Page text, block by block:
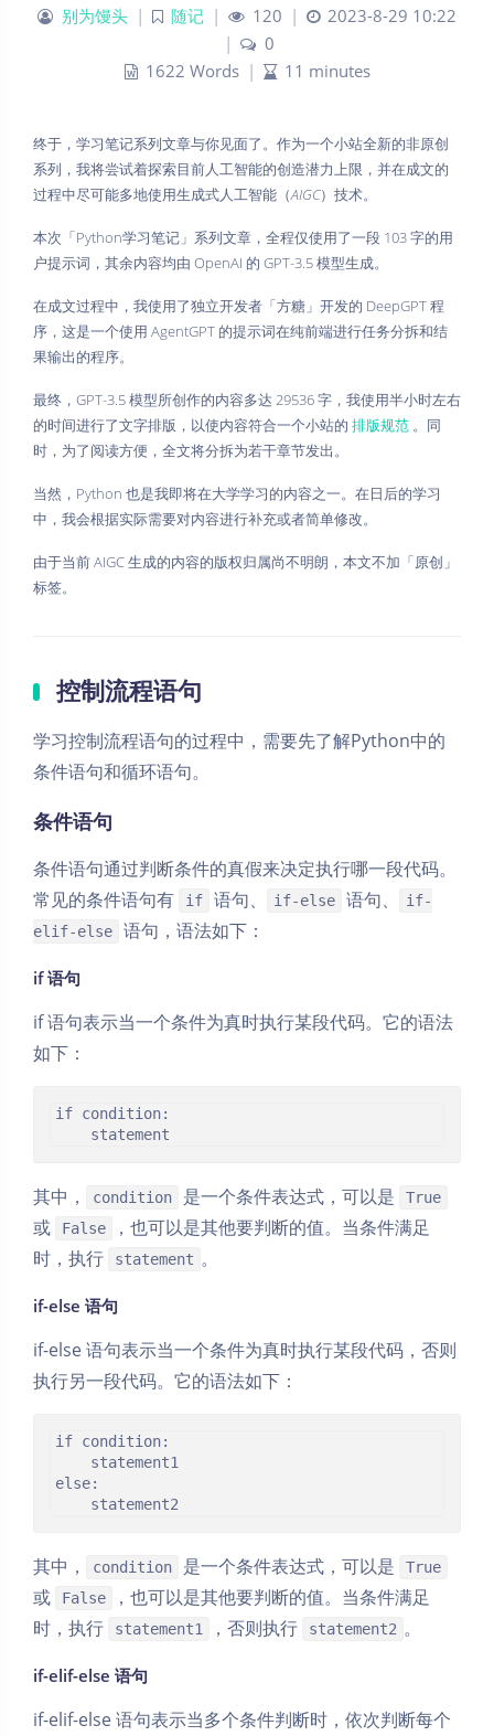
别为馒头 | 随记 | 120 |
2023-8-29 10:22
|
0
1622 Words | 11 minutes
终于，学习笔记系列文章与你见面了。作为一个小站全新的非原创
系列，我将尝试着探索目前人工智能的创造潜力上限，并在成文的
过程中尽可能多地使用生成式人工智能（AIGC）技术。
本次「Python学习笔记」系列文章，全程仅使用了一段 103 字的用
户提示词，其余内容均由 OpenAI 的 GPT-3.5 模型生成。
在成文过程中，我使用了独立开发者「方糖」开发的 DeepGPT 程
序，这是一个使用 AgentGPT 的提示词在纯前端进行任务分拆和结
果输出的程序。
最终，GPT-3.5 模型所创作的内容多达 29536 字，我使用半小时左右
的时间进行了文字排版，以使内容符合一个小站的 排版规范 。同
时，为了阅读方便，全文将分拆为若干章节发出。
当然，Python 也是我即将在大学学习的内容之一。在日后的学习
中，我会根据实际需要对内容进行补充或者简单修改。
由于当前 AIGC 生成的内容的版权归属尚不明朗，本文不加「原创」
标签。
控制流程语句
学习控制流程语句的过程中，需要先了解Python中的
条件语句和循环语句。
条件语句
条件语句通过判断条件的真假来决定执行哪一段代码。
常见的条件语句有
if 语句、 if-else 语句、
if-
elif-else
语句，语法如下：
if 语句
if 语句表示当一个条件为真时执行某段代码。它的语法
如下：
if condition:
其中， condition 是一个条件表达式，可以是 True
或 False
，也可以是其他要判断的值。当条件满足
时，执行
statement 。
if-else 语句
if-else 语句表示当一个条件为真时执行某段代码，否则
执行另一段代码。它的语法如下：
if condition:
else:
其中， condition 是一个条件表达式，可以是 True
或 False
，也可以是其他要判断的值。当条件满足
时，执行
statement1 ，否则执行 statement2 。
if-elif-else 语句
if-elif-else 语句表示当多个条件判断时，依次判断每个